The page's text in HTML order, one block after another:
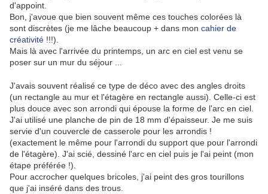
d'appoint.
Bon, j'avoue que bien souvent même ces touches colorées là
sont discrètes (je me lâche beaucoup + dans mon cahier de
créativité !!!).
Mais là avec l'arrivée du printemps, un arc en ciel est venu se
poser sur un mur du séjour ...
J'avais souvent réalisé ce type de déco avec des angles droits
(un rectangle au mur et l'étagère en rectangle aussi). Celle-ci est
plus douce avec son arrondi qui épouse la forme de l'arc en ciel.
J'ai utilisé une planche de pin de 18 mm d'épaisseur. Je me suis
servie d'un couvercle de casserole pour les arrondis !
(exactement le même pour l'arrondi du support que pour l'arrondi
de l'étagère). J'ai scié, dessiné l'arc en ciel puis je l'ai peint (mon
étape préférée !).
Pour accrocher quelques bricoles, j'ai peint des gros tourillons
que j'ai inséré dans des trous.